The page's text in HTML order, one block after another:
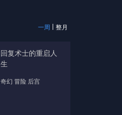
一周 整月
回复术士的重启人
生
奇幻 冒险 后宫